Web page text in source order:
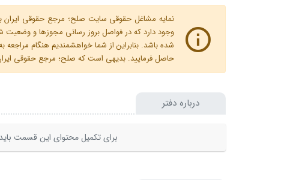
نمایه مشاغل حقوقی سایت صلح؛ مرجع حقوقی ایران
وجود دارد که در فواصل بروز رسانی مجوزها و
شده باشد. بنابراین از شما خواهشمندیم هنگام
حاصل فرمایید. بدیهی است که صلح؛ مرجع حقوقی
درباره دفتر
برای تکمیل محتوای این قسمت